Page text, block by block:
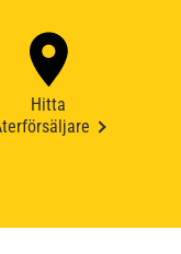
Hitta